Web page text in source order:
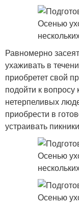
Равномерно
ухаживать в
приобретет свой
подойти к вопросу
нетерпеливых
приобрести в
устраивать